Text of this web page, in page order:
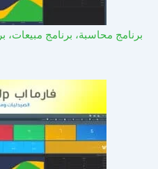
برنامج محاسبة، برنامج مبيعات،